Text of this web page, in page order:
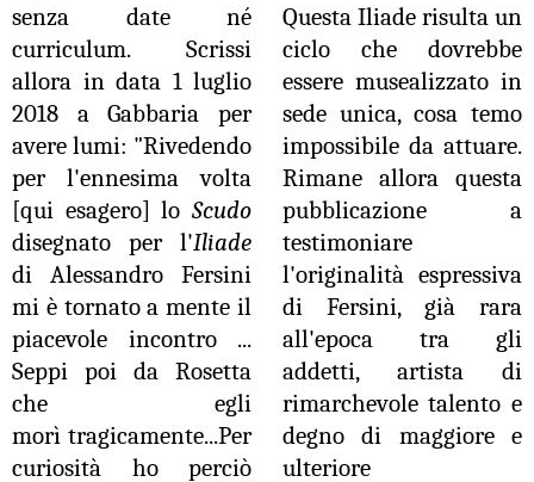
senza date né
curriculum. Scrissi
allora in data 1 luglio
2018 a Gabbaria per
avere lumi: "Rivedendo
per l'ennesima volta
[qui esagero] loScudo
disegnato per l'Iliade
di Alessandro Fersini
mi è tornato a mente il
piacevole incontro ...
Seppi poi da Rosetta
che egli
morìtragicamente...Per
curiosità ho perciò
Questa Iliade risulta un
ciclo che dovrebbe
essere musealizzato in
sede unica, cosa temo
impossibile da attuare.
Rimane allora questa
pubblicazione a
testimoniare
l'originalità espressiva
di Fersini, già rara
all'epoca tra gli
addetti, artista di
rimarchevole talento e
degno di maggiore e
ulteriore